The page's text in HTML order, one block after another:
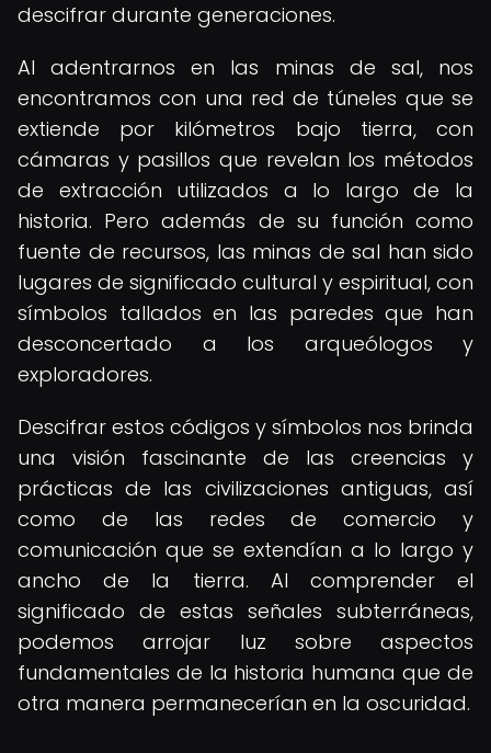
descifrar durante generaciones.
Al adentrarnos en las minas de sal, nos
encontramos con una red de túneles que se
extiende por kilómetros bajo tierra, con
cámaras y pasillos que revelan los métodos
de extracción utilizados a lo largo de la
historia. Pero además de su función como
fuente de recursos, las minas de sal han sido
lugares de significado cultural y espiritual, con
símbolos tallados en las paredes que han
desconcertado a los arqueólogos y
exploradores.
Descifrar estos códigos y símbolos nos brinda
una visión fascinante de las creencias y
prácticas de las civilizaciones antiguas, así
como de las redes de comercio y
comunicación que se extendían a lo largo y
ancho de la tierra. Al comprender el
significado de estas señales subterráneas,
podemos arrojar luz sobre aspectos
fundamentales de la historia humana que de
otra manera permanecerían en la oscuridad.